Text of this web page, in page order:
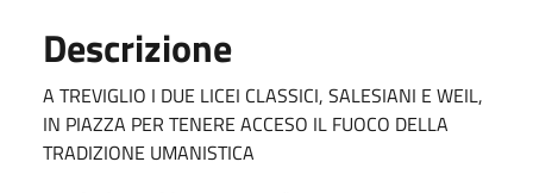
Descrizione
A TREVIGLIO I DUE LICEI CLASSICI, SALESIANI E WEIL,
IN PIAZZA PER TENERE ACCESO IL FUOCO DELLA
TRADIZIONE UMANISTICA